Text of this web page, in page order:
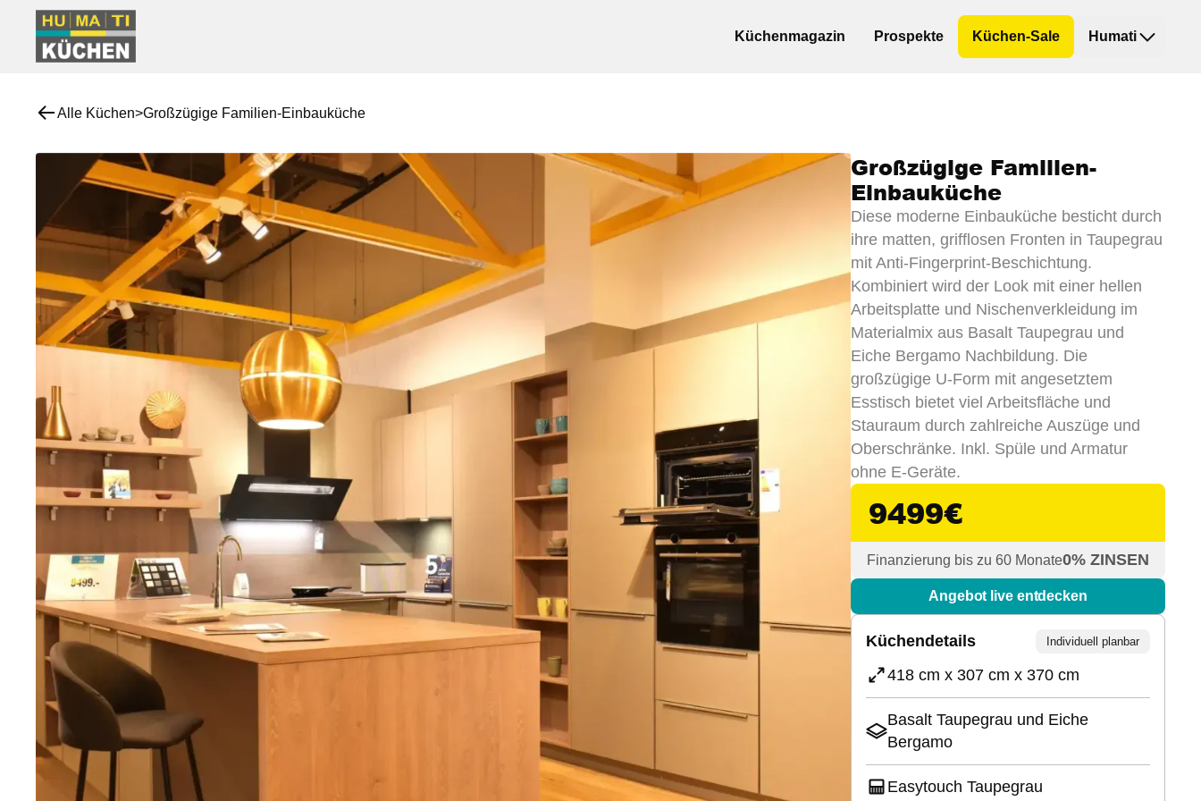
Küchenmagazin Prospekte Küchen-Sale Humati
Alle Küchen>Großzügige Familien-Einbauküche
Großzügige Familien-
Einbauküche
Diese moderne Einbauküche besticht durch
ihre matten, grifflosen Fronten in Taupegrau
mit Anti-Fingerprint-Beschichtung.
Kombiniert wird der Look mit einer hellen
Arbeitsplatte und Nischenverkleidung im
Materialmix aus Basalt Taupegrau und
Eiche Bergamo Nachbildung. Die
großzügige U-Form mit angesetztem
Esstisch bietet viel Arbeitsfläche und
Stauraum durch zahlreiche Auszüge und
Oberschränke. Inkl. Spüle und Armatur
ohne E-Geräte.
9499€
Finanzierung bis zu 60 Monate0% ZINSEN
Angebot live entdecken
Küchendetails Individuell planbar
418 cm x 307 cm x 370 cm
Basalt Taupegrau und Eiche
Bergamo
Easytouch Taupegrau